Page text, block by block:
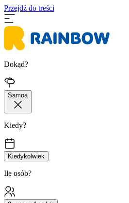
Przejdź do treści
Dokąd?
Samoa
Kiedy?
Kiedykolwiek
Ile osób?